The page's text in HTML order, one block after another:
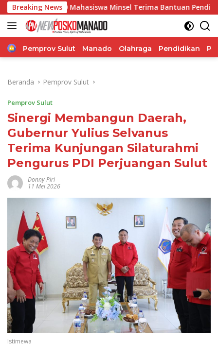
Langsung
ke
konten
Breaking News
180 Mahasiswa Minsel Terima Bantuan Pendidikan, Pemkab
Home
Pemprov Sulut Manado Olahraga Pendidikan
Beranda Pemprov Sulut
Pemprov Sulut
Sinergi Membangun Daerah,
Gubernur Yulius Selvanus
Terima Kunjungan Silaturahmi
Pengurus PDI Perjuangan Sulut
Donny Piri
11 Mei 2026
Istimewa